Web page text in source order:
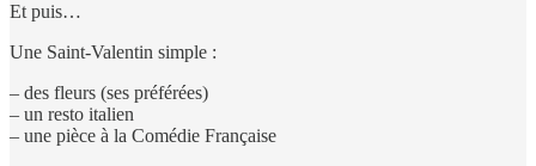
Et puis…
Une Saint-Valentin simple :
– des fleurs (ses préférées)
– un resto italien
– une pièce à la Comédie Française